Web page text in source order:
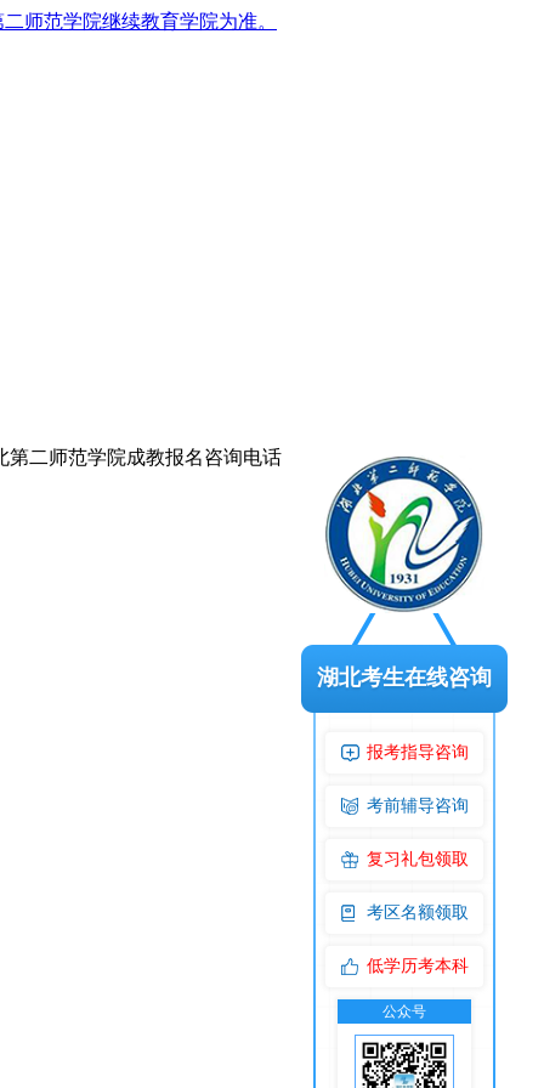
师范学院继续教育学院为准。
湖北考生在线咨询
报考指导咨询
考前辅导咨询
复习礼包领取
考区名额领取
低学历考本科
公众号